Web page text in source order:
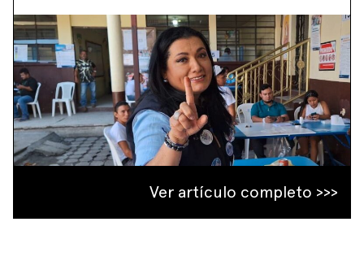
Ver artículo completo >>>